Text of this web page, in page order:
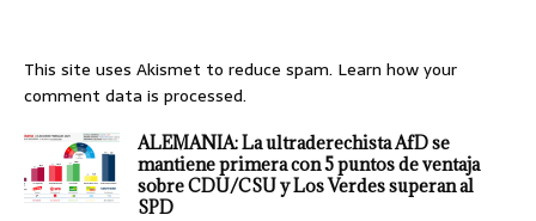
This site uses Akismet to reduce spam. Learn how your
comment data is processed.
ALEMANIA: La ultraderechista AfD se
mantiene primera con 5 puntos de ventaja
sobre CDU/CSU y Los Verdes superan al
SPD